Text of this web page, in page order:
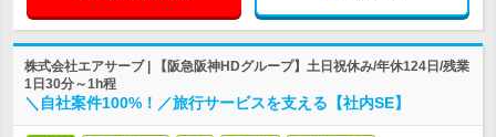
株式会社エアサーブ | 【阪急阪神HDグループ】土日祝休み/年休124日/残業
1日30分～1h程
＼自社案件100%！／旅行サービスを支える【社内SE】